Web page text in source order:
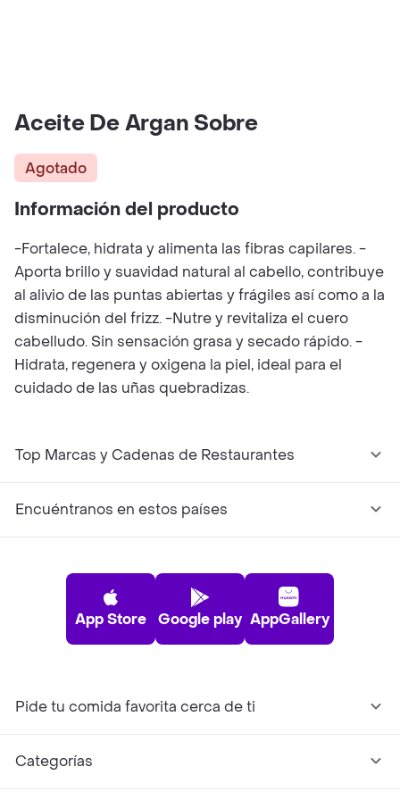
Aceite De Argan Sobre
Agotado
Información del producto
-Fortalece, hidrata y alimenta las fibras capilares. -
Aporta brillo y suavidad natural al cabello, contribuye
al alivio de las puntas abiertas y frágiles así como a la
disminución del frizz. -Nutre y revitaliza el cuero
cabelludo. Sin sensación grasa y secado rápido. -
Hidrata, regenera y oxigena la piel, ideal para el
cuidado de las uñas quebradizas.
Top Marcas y Cadenas de Restaurantes
Encuéntranos en estos países
App Store Google play AppGallery
Pide tu comida favorita cerca de ti
Categorías